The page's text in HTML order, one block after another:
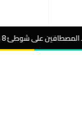
مصر الآن